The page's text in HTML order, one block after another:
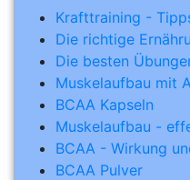
Krafttraining -
Die richtige
Die besten
Muskelaufbau mit
BCAA Kapseln
Muskelaufbau -
BCAA - Wirkung
BCAA Pulver